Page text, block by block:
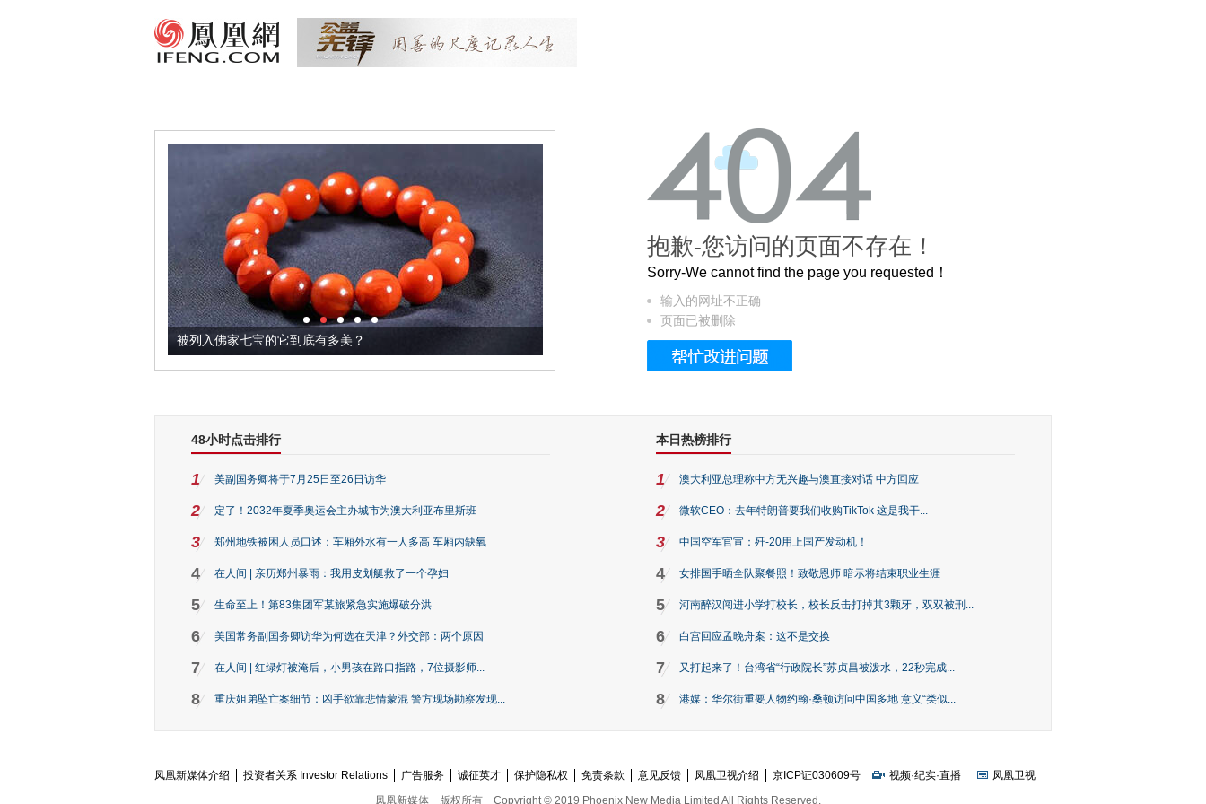
被列入佛家七宝的它到底有多美？ 这个3.2米的长卷，还原了600岁的紫禁城
抱歉-您访问的页面不存在！
Sorry-We cannot find the page you requested！
输入的网址不正确
页面已被删除
48小时点击排行
1 美副国务卿将于7月25日至26日访华
2 定了！2032年夏季奥运会主办城市为澳大利亚布里斯班
3 郑州地铁被困人员口述：车厢外水有一人多高 车厢内缺氧
4 在人间 | 亲历郑州暴雨：我用皮划艇救了一个孕妇
5 生命至上！第83集团军某旅紧急实施爆破分洪
6 美国常务副国务卿访华为何选在天津？外交部：两个原因
7 在人间 | 红绿灯被淹后，小男孩在路口指路，7位摄影师...
8 重庆姐弟坠亡案细节：凶手欲靠悲情蒙混 警方现场勘察发现...
本日热榜排行
1 澳大利亚总理称中方无兴趣与澳直接对话 中方回应
2 微软CEO：去年特朗普要我们收购TikTok 这是我干...
3 中国空军官宣：歼-20用上国产发动机！
4 女排国手晒全队聚餐照！致敬恩师 暗示将结束职业生涯
5 河南醉汉闯进小学打校长，校长反击打掉其3颗牙，双双被刑...
6 白宫回应孟晚舟案：这不是交换
7 又打起来了！台湾省“行政院长”苏贞昌被泼水，22秒完成...
8 港媒：华尔街重要人物约翰·桑顿访问中国多地 意义“类似...
凤凰新媒体介绍 投资者关系 Investor Relations 广告服务 诚征英才 保护隐私权 免责条款 意见反馈 凤凰卫视介绍 京ICP证030609号 视频·纪实·直播
凤凰卫视
凤凰新媒体
版权所有 Copyright © 2019 Phoenix New Media Limited All Rights Reserved.